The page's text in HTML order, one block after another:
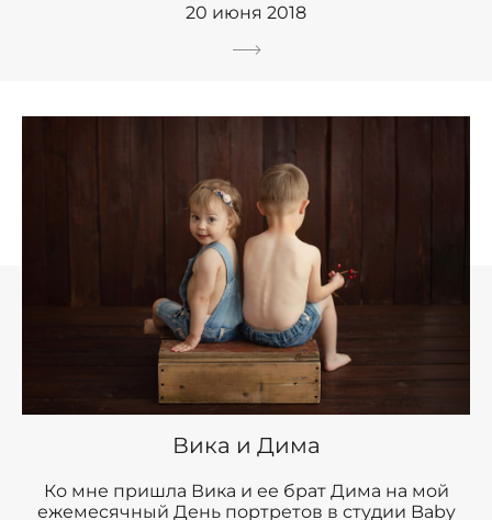
20 июня 2018
Вика и Дима
Ко мне пришла Вика и ее брат Дима на мой
ежемесячный День портретов в студии Baby